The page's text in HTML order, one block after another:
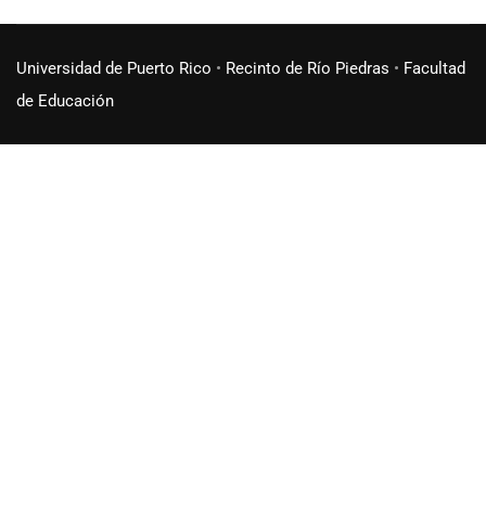
Universidad de Puerto Rico • Recinto de Río Piedras • Facultad
de Educación